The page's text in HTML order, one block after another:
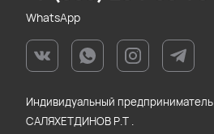
WhatsApp
Индивидуальный предприниматель
САЛЯХЕТДИНОВ Р.Т .